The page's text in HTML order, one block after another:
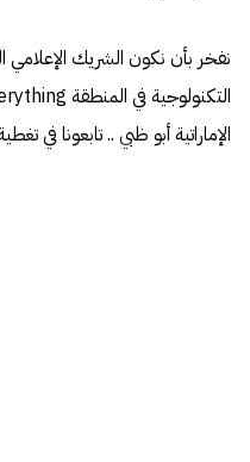
نفخر بأن نكون الشريك الإعلامي
الإماراتية أبو ظبي .. تابعونا في